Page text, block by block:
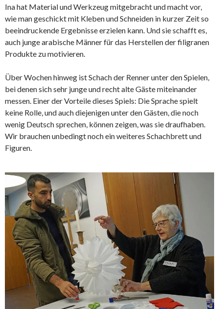
Ina hat Material und Werkzeug mitgebracht und macht vor,
wie man geschickt mit Kleben und Schneiden in kurzer Zeit so
beeindruckende Ergebnisse erzielen kann. Und sie schafft es,
auch junge arabische Männer für das Herstellen der filigranen
Produkte zu motivieren.
Über Wochen hinweg ist Schach der Renner unter den Spielen,
bei denen sich sehr junge und recht alte Gäste miteinander
messen. Einer der Vorteile dieses Spiels: Die Sprache spielt
keine Rolle, und auch diejenigen unter den Gästen, die noch
wenig Deutsch sprechen, können zeigen, was sie draufhaben.
Wir brauchen unbedingt noch ein weiteres Schachbrett und
Figuren.